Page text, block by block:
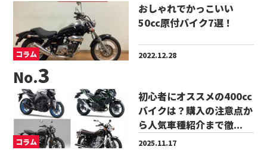
コラム
おしゃれでかっこいい
50cc原付バイク7選！
2022.12.28
No.
コラム
初心者にオススメの400cc
バイクは？購入の注意点か
ら人気車種紹介まで徹...
2025.11.17